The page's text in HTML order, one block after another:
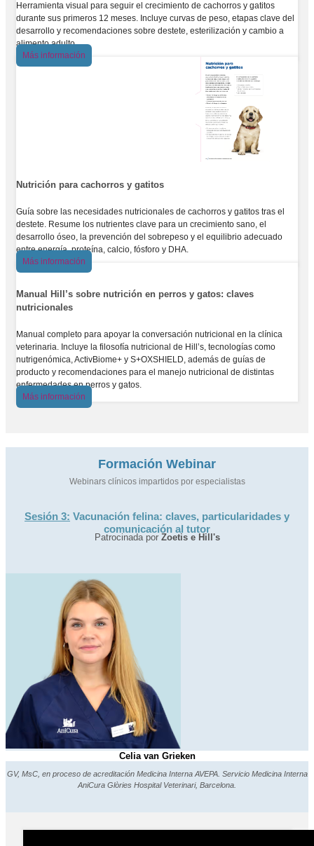
Herramienta visual para seguir el crecimiento de cachorros y gatitos
durante sus primeros 12 meses. Incluye curvas de peso, etapas clave del
desarrollo y recomendaciones sobre destete, esterilización y cambio a
alimento adulto.
Más información
Nutrición para cachorros y gatitos
Guía sobre las necesidades nutricionales de cachorros y gatitos tras el
destete. Resume los nutrientes clave para un crecimiento sano, el
desarrollo óseo, la prevención del sobrepeso y el equilibrio adecuado
entre energía, proteína, calcio, fósforo y DHA.
Más información
Manual Hill’s sobre nutrición en perros y gatos: claves
nutricionales
Manual completo para apoyar la conversación nutricional en la clínica
veterinaria. Incluye la filosofía nutricional de Hill’s, tecnologías como
nutrigenómica, ActivBiome+ y S+OXSHIELD, además de guías de
producto y recomendaciones para el manejo nutricional de distintas
enfermedades en perros y gatos.
Más información
Formación Webinar
Webinars clínicos impartidos por especialistas
Sesión 3: Vacunación felina: claves, particularidades y
comunicación al tutor
Patrocinada por Zoetis e Hill's
Celia van Grieken
GV, MsC, en proceso de acreditación Medicina Interna AVEPA. Servicio Medicina Interna
AniCura Glòries Hospital Veterinari, Barcelona.